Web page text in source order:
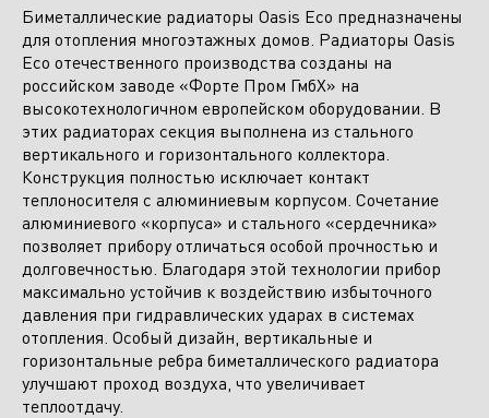
Биметаллические радиаторы Oasis Eco предназначены
для отопления многоэтажных домов. Радиаторы Oasis
Eco отечественного производства созданы на
российском заводе «Форте Пром ГмбХ» на
высокотехнологичном европейском оборудовании. В
этих радиаторах секция выполнена из стального
вертикального и горизонтального коллектора.
Конструкция полностью исключает контакт
теплоносителя с алюминиевым корпусом. Сочетание
алюминиевого «корпуса» и стального «сердечника»
позволяет прибору отличаться особой прочностью и
долговечностью. Благодаря этой технологии прибор
максимально устойчив к воздействию избыточного
давления при гидравлических ударах в системах
отопления. Особый дизайн, вертикальные и
горизонтальные ребра биметаллического радиатора
улучшают проход воздуха, что увеличивает
теплоотдачу.